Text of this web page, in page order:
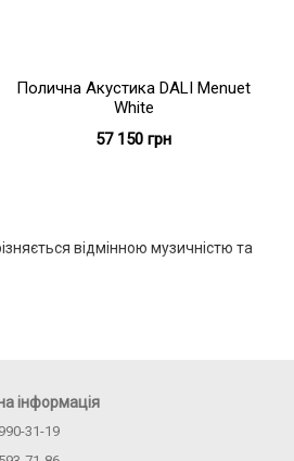
відмінною музичністю та
Полична Акустика DALI Menuet
White
57 150 грн
інформація
31-19